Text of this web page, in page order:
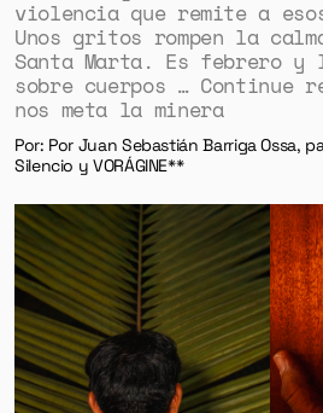
violencia que remite a
Unos gritos rompen la
Santa Marta. Es febrero
sobre cuerpos … Continue
nos meta la minera
Por: Por Juan Sebastián Barriga Ossa,
Silencio y VORÁGINE**